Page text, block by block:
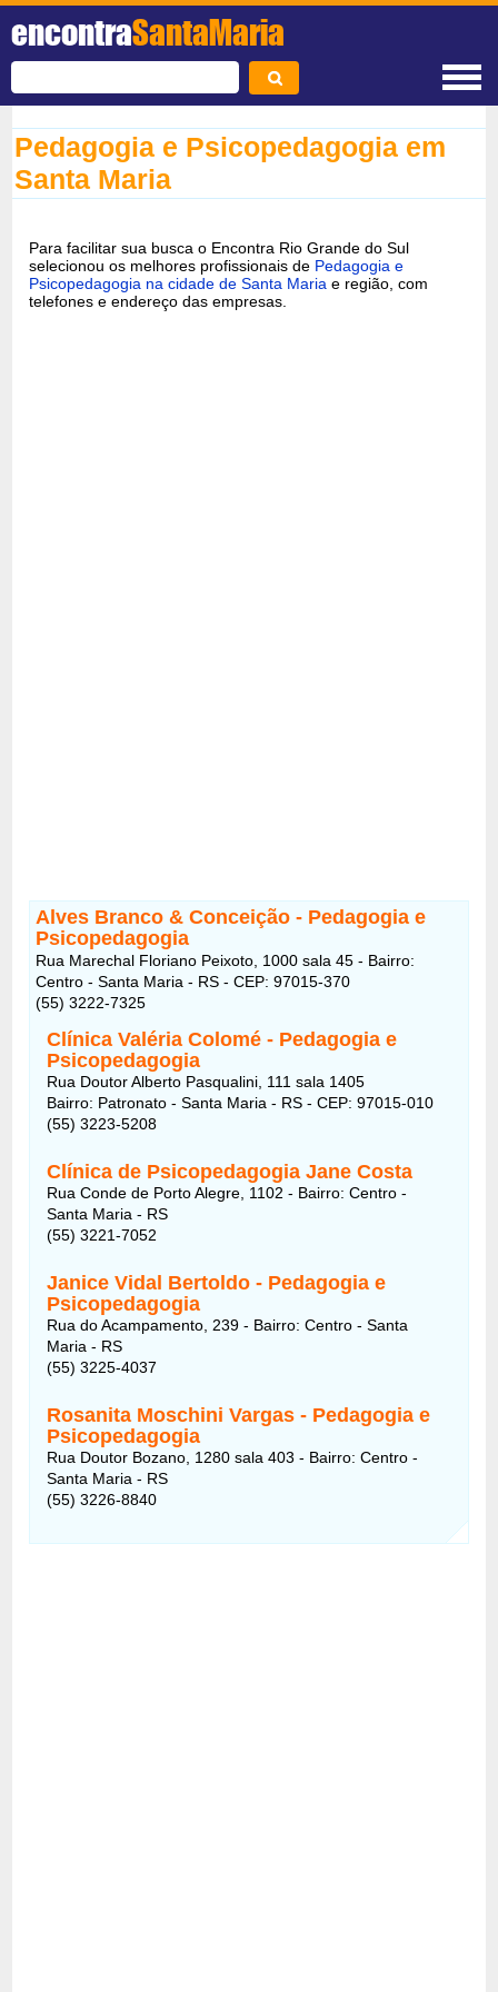
encontraSantaMaria
Pedagogia e Psicopedagogia em
Santa Maria
Para facilitar sua busca o Encontra Rio Grande do Sul
selecionou os melhores profissionais de Pedagogia e
Psicopedagogia na cidade de Santa Maria e região, com
telefones e endereço das empresas.
Alves Branco & Conceição - Pedagogia e
Psicopedagogia
Rua Marechal Floriano Peixoto, 1000 sala 45 - Bairro:
Centro - Santa Maria - RS - CEP: 97015-370
(55) 3222-7325
Clínica Valéria Colomé - Pedagogia e
Psicopedagogia
Rua Doutor Alberto Pasqualini, 111 sala 1405
Bairro: Patronato - Santa Maria - RS - CEP: 97015-010
(55) 3223-5208
Clínica de Psicopedagogia Jane Costa
Rua Conde de Porto Alegre, 1102 - Bairro: Centro -
Santa Maria - RS
(55) 3221-7052
Janice Vidal Bertoldo - Pedagogia e
Psicopedagogia
Rua do Acampamento, 239 - Bairro: Centro - Santa
Maria - RS
(55) 3225-4037
Rosanita Moschini Vargas - Pedagogia e
Psicopedagogia
Rua Doutor Bozano, 1280 sala 403 - Bairro: Centro -
Santa Maria - RS
(55) 3226-8840